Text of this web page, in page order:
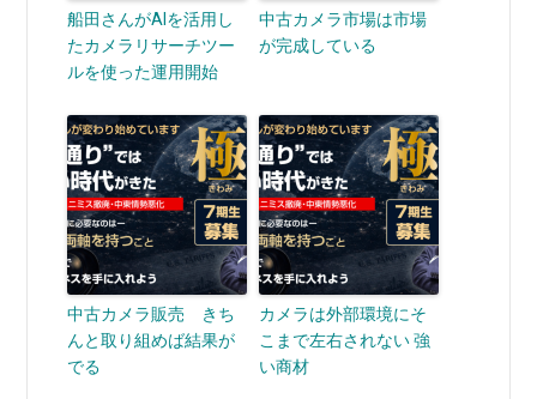
船田さんがAIを活用し
たカメラリサーチツー
ルを使った運用開始
中古カメラ市場は市場
が完成している
中古カメラ販売 きち
んと取り組めば結果が
でる
カメラは外部環境にそ
こまで左右されない 強
い商材